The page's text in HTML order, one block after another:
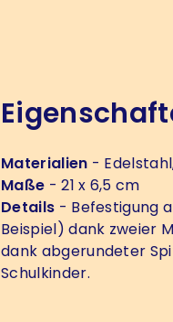
Materialien -
Maße - 21 x 6,5 cm
Details - Befestigung
Beispiel) dank zweier
dank abgerundeter
Schulkinder.